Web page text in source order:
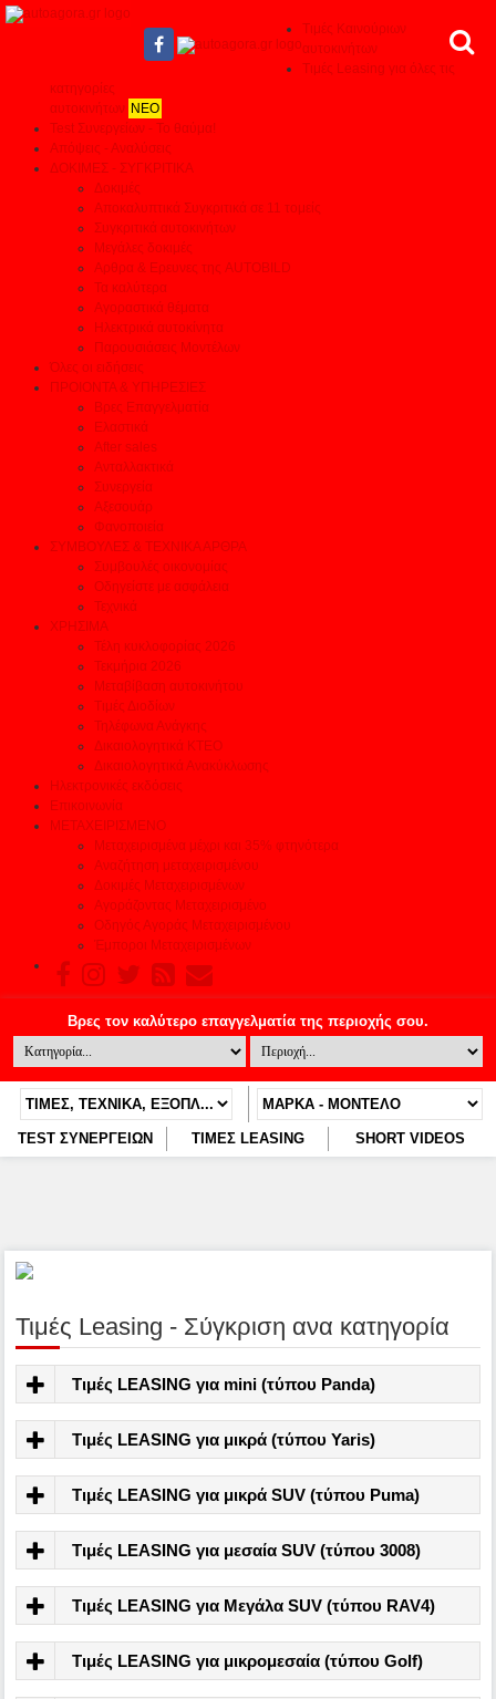
Τιμές Καινούριων
αυτοκινήτων
Τιμές Leasing για όλες τις
κατηγορίες
αυτοκινήτων ΝΕΟ
Test Συνεργείων - Το θαύμα!
Απόψεις - Αναλύσεις
ΔΟΚΙΜΕΣ - ΣΥΓΚΡΙΤΙΚΑ
Δοκιμές
Αποκαλυπτικά Συγκριτικά σε 11 τομείς
Συγκριτικά αυτοκινήτων
Μεγάλες δοκιμές
Αρθρα & Ερευνες της AUTOBILD
Τα καλύτερα
Αγοραστικά θέματα
Ηλεκτρικά αυτοκίνητα
Παρουσιάσεις Μοντέλων
Όλες οι ειδήσεις
ΠΡΟΙΟΝΤΑ & ΥΠΗΡΕΣΙΕΣ
Βρες Επαγγελματία
Ελαστικά
After sales
Ανταλλακτικά
Συνεργεία
Αξεσουάρ
Φανοποιεία
ΣΥΜΒΟΥΛΕΣ & ΤΕΧΝΙΚΑ ΑΡΘΡΑ
Συμβουλές οικονομίας
Οδηγείστε με ασφάλεια
Τεχνικά
ΧΡΗΣΙΜΑ
Τέλη κυκλοφορίας 2026
Τεκμήρια 2026
Μεταβίβαση αυτοκινήτου
Τιμές Διοδίων
Τηλέφωνα Ανάγκης
Δικαιολογητικά ΚΤΕΟ
Δικαιολογητικά Ανακύκλωσης
Ηλεκτρονικές εκδόσεις
Επικοινωνία
ΜΕΤΑΧΕΙΡΙΣΜΕΝΟ
Μεταχειρισμένα μέχρι και 35% φτηνότερα
Αναζήτηση μεταχειρισμένου
Δοκιμές Μεταχειρισμένων
Αγοράζοντας Μεταχειρισμένο
Οδηγός Αγοράς Μεταχειρισμένου
Έμποροι Μεταχειρισμένων
TEST ΣΥΝΕΡΓΕΙΩΝ ΤΙΜΕΣ LEASING SHORT VIDEOS
Τιμές Leasing - Σύγκριση ανα κατηγορία
Τιμές LEASING για mini (τύπου Panda)
Τιμές LEASING για μικρά (τύπου Yaris)
Τιμές LEASING για μικρά SUV (τύπου Puma)
Τιμές LEASING για μεσαία SUV (τύπου 3008)
Τιμές LEASING για Μεγάλα SUV (τύπου RAV4)
Τιμές LEASING για μικρομεσαία (τύπου Golf)